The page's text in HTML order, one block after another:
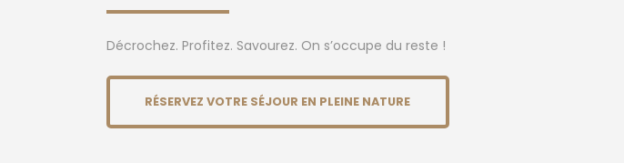
Décrochez. Profitez. Savourez. On s’occupe du reste !
RÉSERVEZ VOTRE SÉJOUR EN PLEINE NATURE